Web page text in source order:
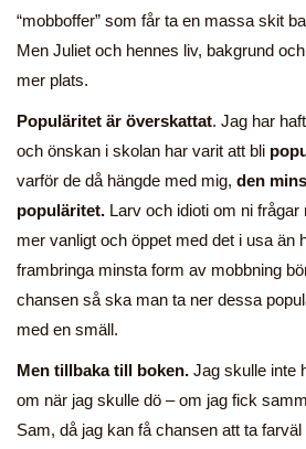
“mobboffer” som får ta en massa skit
Men Juliet och hennes liv, bakgrund
mer plats.
Populäritet är överskattat. Jag har
och önskan i skolan har varit att bli
varför de då hängde med mig, den
populäritet. Larv och idioti om ni
mer vanligt och öppet med det i usa än
frambringa minsta form av mobbning
chansen så ska man ta ner dessa
med en smäll.
Men tillbaka till boken. Jag skulle inte
om när jag skulle dö – om jag fick
Sam, då jag kan få chansen att ta